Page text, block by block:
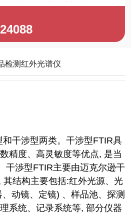
干渉型FTIR主要由迈克尔逊干涉
检测红外光谱仪
干涉型两类。干涉型FTIR具
精度、高灵敏度等优点, 是当
干渉型FTIR主要由迈克尔逊干
其结构主要包括:红外光源、光
动镜、定镜) 、样品池、探测
系统、记录系统等, 部分仪器